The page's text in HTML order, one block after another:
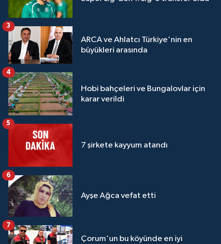
ARCA ve Ahlatcı Türkiye'nin en
büyükleri arasında
3
Hobi bahçeleri ve Bungalovlar için
karar verildi
4
7 şirkete kayyum atandı
5
Ayşe Ağca vefat etti
6
Çorum'un bu köyünde en iyi
7